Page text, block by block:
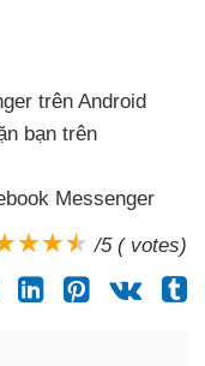
trên Android
bạn trên
Messenger
/5 ( votes)